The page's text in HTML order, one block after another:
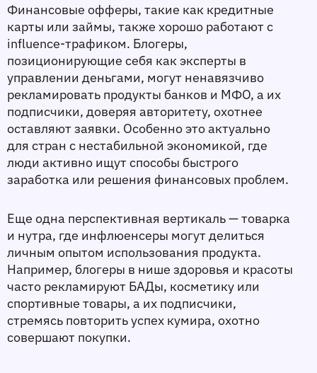
Финансовые офферы, такие как кредитные
карты или займы, также хорошо работают с
influence-трафиком. Блогеры,
позиционирующие себя как эксперты в
управлении деньгами, могут ненавязчиво
рекламировать продукты банков и МФО, а их
подписчики, доверяя авторитету, охотнее
оставляют заявки. Особенно это актуально
для стран с нестабильной экономикой, где
люди активно ищут способы быстрого
заработка или решения финансовых проблем.
Еще одна перспективная вертикаль — товарка
и нутра, где инфлюенсеры могут делиться
личным опытом использования продукта.
Например, блогеры в нише здоровья и красоты
часто рекламируют БАДы, косметику или
спортивные товары, а их подписчики,
стремясь повторить успех кумира, охотно
совершают покупки.